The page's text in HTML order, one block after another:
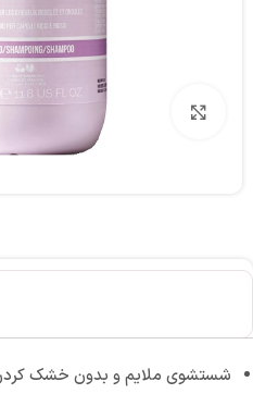
برای بزرگنمایی کلیک
شستشوی ملایم و بدون خشک